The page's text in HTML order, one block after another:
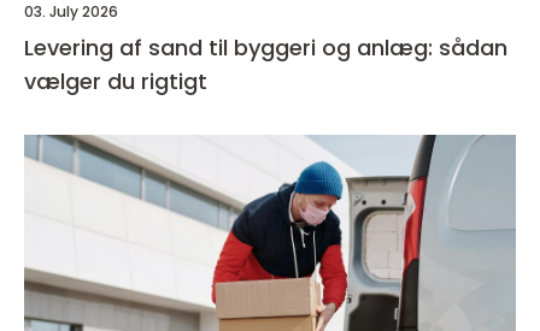
03. July 2026
Levering af sand til byggeri og anlæg: sådan
vælger du rigtigt